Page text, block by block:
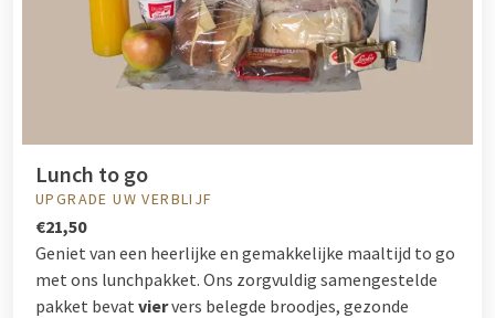
Lunch to go
UPGRADE UW VERBLIJF
€21,50
Geniet van een heerlijke en gemakkelijke maaltijd to go
met ons lunchpakket. Ons zorgvuldig samengestelde
pakket bevat viervers belegde broodjes, gezonde